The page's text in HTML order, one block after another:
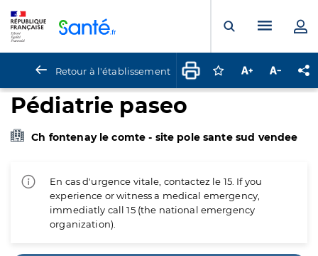
Ouvrir laMenu
Retour à l'établissement Connectez-vous
Augmenter la
Pédiatrie paseo
Ch fontenay le comte - site pole sante sud vendee
En cas d'urgence vitale, contactez le 15. If you
experience or witness a medical emergency,
immediatly call 15 (the national emergency
organization).